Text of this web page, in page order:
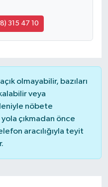
315 47 10
olmayabilir, bazıları
veya
nöbete
çıkmadan önce
aracılığıyla teyit